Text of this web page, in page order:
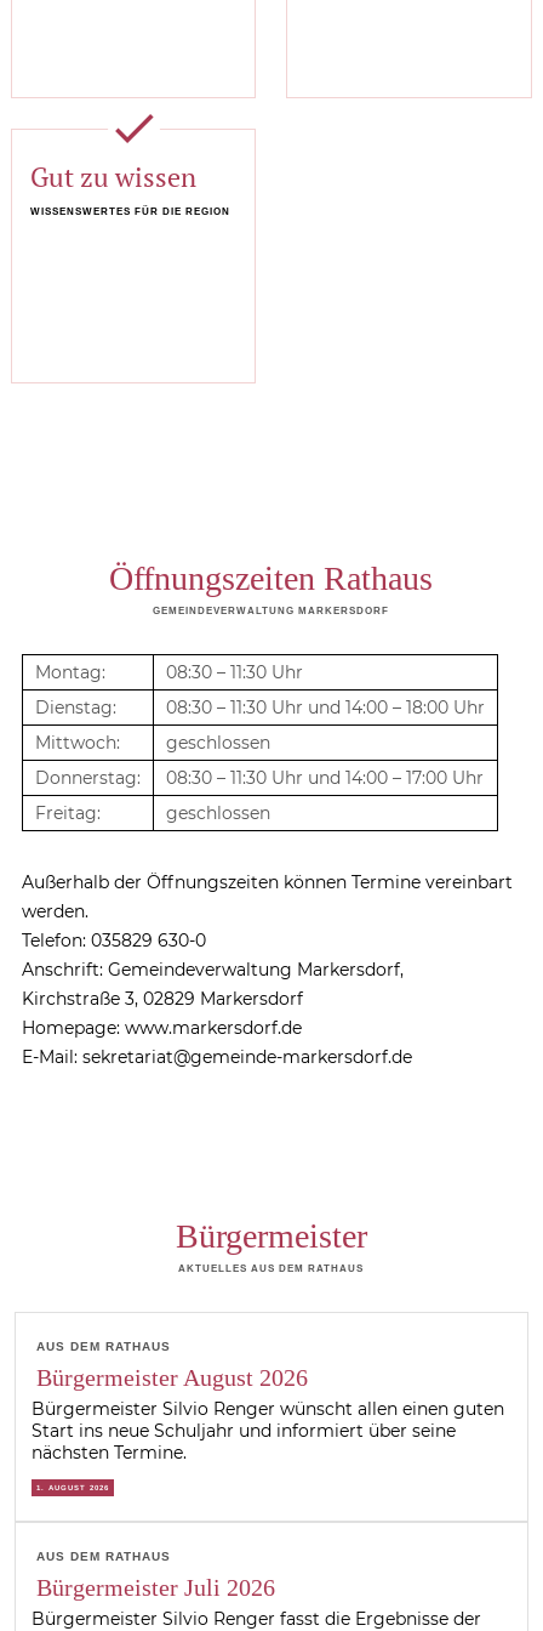
done
Gut zu wissen
WISSENSWERTES FÜR DIE REGION
Öffnungszeiten Rathaus
GEMEINDEVERWALTUNG MARKERSDORF
Montag:
08:30 – 11:30 Uhr
Dienstag:
08:30 – 11:30 Uhr und 14:00 – 18:00 Uhr
Mittwoch:
geschlossen
Donnerstag:
08:30 – 11:30 Uhr und 14:00 – 17:00 Uhr
Freitag:
geschlossen
Außerhalb der Öffnungszeiten können Termine vereinbart
werden.
Telefon: 035829 630-0
Anschrift: Gemeindeverwaltung Markersdorf,
Kirchstraße 3, 02829 Markersdorf
Homepage: www.markersdorf.de
E-Mail: sekretariat@gemeinde-markersdorf.de
Bürgermeister
AKTUELLES AUS DEM RATHAUS
AUS DEM RATHAUS
Bürgermeister August 2026
Bürgermeister Silvio Renger wünscht allen einen guten
Start ins neue Schuljahr und informiert über seine
nächsten Termine.
1. AUGUST 2026
AUS DEM RATHAUS
Bürgermeister Juli 2026
Bürgermeister Silvio Renger fasst die Ergebnisse der